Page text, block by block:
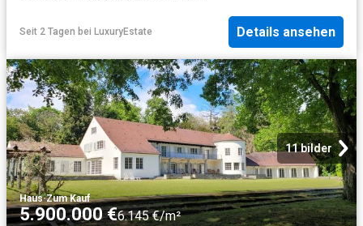
Seit 2 Tagen bei LuxuryEstate Details ansehen
11 bilder
Haus·Zum Kauf
5.900.000 €6.145 €/m²